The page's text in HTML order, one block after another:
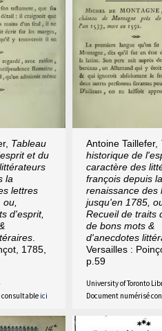
Tableau
et du
la
lettres
d'esprit,
1785,
consultable ici
Antoine Taillefer,
historique de
caractère des
françois depuis la
renaissance des
jusqu'en 1785,
Recueil de traits
de bons mots &
d'anecdotes
Versailles :
p.59
University of Toronto
Document numérisé